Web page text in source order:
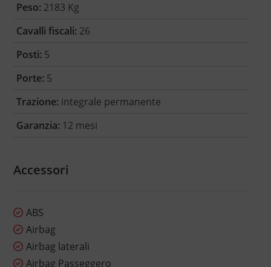
Peso: 2183 Kg
Cavalli fiscali: 26
Posti: 5
Porte: 5
Trazione: integrale permanente
Garanzia: 12 mesi
Accessori
ABS
Airbag
Airbag laterali
Airbag Passeggero